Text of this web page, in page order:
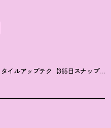
イルアップテク【365日スナップ】